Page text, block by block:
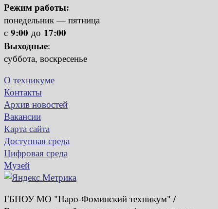
Режим работы:
понедельник — пятница
с 9:00 до 17:00
Выходные:
суббота, воскресенье
О техникуме
Контакты
Архив новостей
Вакансии
Карта сайта
Доступная среда
Цифровая среда
Музей
ГБПОУ МО "Наро-Фоминский техникум" /